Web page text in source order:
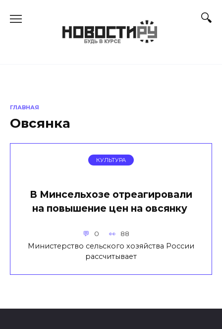
ГЛАВНАЯ
Овсянка
КУЛЬТУРА
В Минсельхозе отреагировали
на повышение цен на овсянку
0 88
Министерство сельского хозяйства России
рассчитывает